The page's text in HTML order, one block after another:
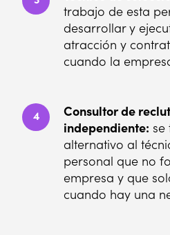
trabajo de esta
desarrollar y
atracción y
cuando la
4
Consultor de
independiente: se
alternativo al
personal que no
empresa y que
cuando hay una